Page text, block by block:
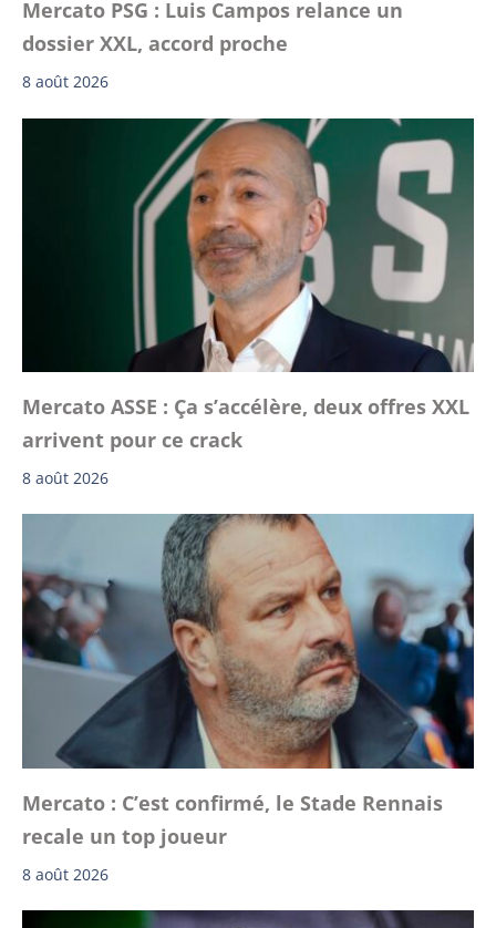
Mercato PSG : Luis Campos relance un
dossier XXL, accord proche
8 août 2026
Mercato ASSE : Ça s’accélère, deux offres XXL
arrivent pour ce crack
8 août 2026
Mercato : C’est confirmé, le Stade Rennais
recale un top joueur
8 août 2026